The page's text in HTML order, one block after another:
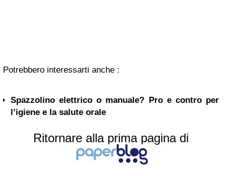
Potrebbero interessarti anche :
Spazzolino elettrico o manuale? Pro e contro per
l’igiene e la salute orale
Ritornare alla prima pagina di